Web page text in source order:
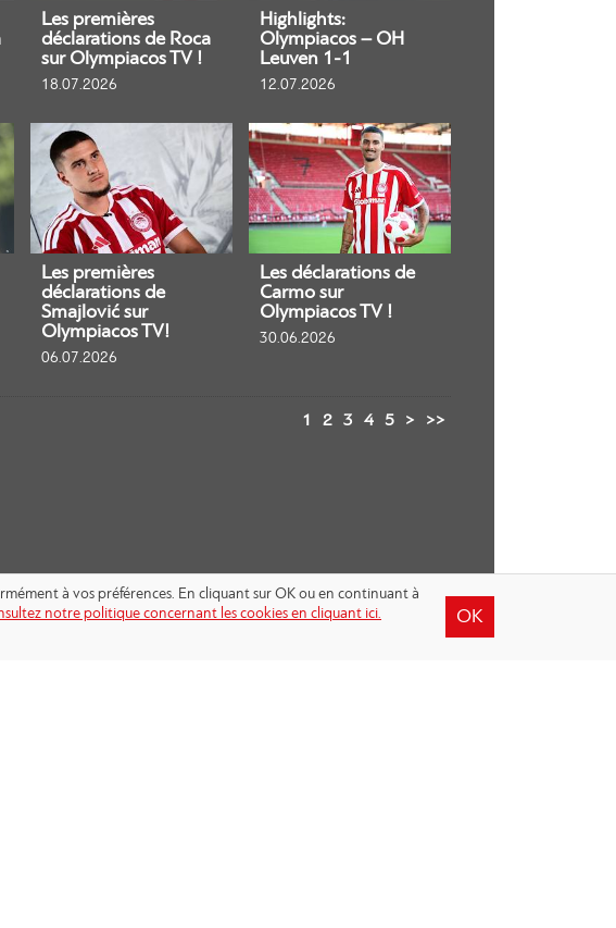
Les premières
déclarations de Roca
sur Olympiacos TV !
18.07.2026
Highlights:
Olympiacos – OH
Leuven 1-1
12.07.2026
Les premières
déclarations de
Smajlović sur
Olympiacos TV!
06.07.2026
Les déclarations de
Carmo sur
Olympiacos TV !
30.06.2026
1 2 3 4 5 > >>
à vos préférences. En cliquant sur OK ou en continuant à
notre politique concernant les cookies en cliquant ici. OK